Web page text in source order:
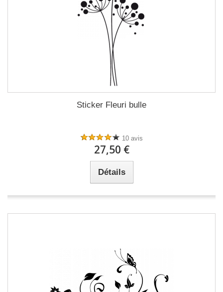
Sticker Fleuri bulle
10 avis
27,50 €
Détails